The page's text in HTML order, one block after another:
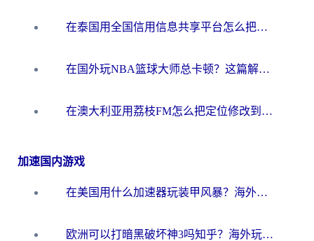
在泰国用全国信用信息共享平台怎么把定位修改到中国国内？海外党解决国内服务访问难题的实用指南
在国外玩NBA篮球大师总卡顿？这篇解决你所有海外看国内内容的烦恼
在澳大利亚用荔枝FM怎么把定位修改到中国国内？海外华人必看的内容访问指南
加速国内游戏
在美国用什么加速器玩装甲风暴？海外玩家亲测有效的国服游戏加速指南
欧洲可以打暗黑破坏神3吗知乎？海外玩家国服游戏加速终极指南